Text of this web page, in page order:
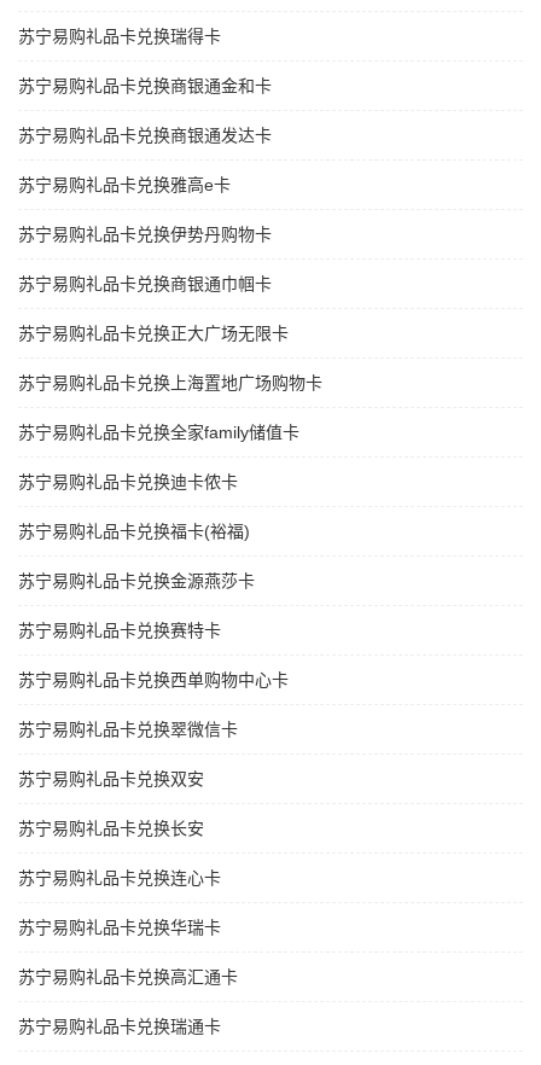
苏宁易购礼品卡兑换瑞得卡
苏宁易购礼品卡兑换商银通金和卡
苏宁易购礼品卡兑换商银通发达卡
苏宁易购礼品卡兑换雅高e卡
苏宁易购礼品卡兑换伊势丹购物卡
苏宁易购礼品卡兑换商银通巾帼卡
苏宁易购礼品卡兑换正大广场无限卡
苏宁易购礼品卡兑换上海置地广场购物卡
苏宁易购礼品卡兑换全家family储值卡
苏宁易购礼品卡兑换迪卡侬卡
苏宁易购礼品卡兑换福卡(裕福)
苏宁易购礼品卡兑换金源燕莎卡
苏宁易购礼品卡兑换赛特卡
苏宁易购礼品卡兑换西单购物中心卡
苏宁易购礼品卡兑换翠微信卡
苏宁易购礼品卡兑换双安
苏宁易购礼品卡兑换长安
苏宁易购礼品卡兑换连心卡
苏宁易购礼品卡兑换华瑞卡
苏宁易购礼品卡兑换高汇通卡
苏宁易购礼品卡兑换瑞通卡